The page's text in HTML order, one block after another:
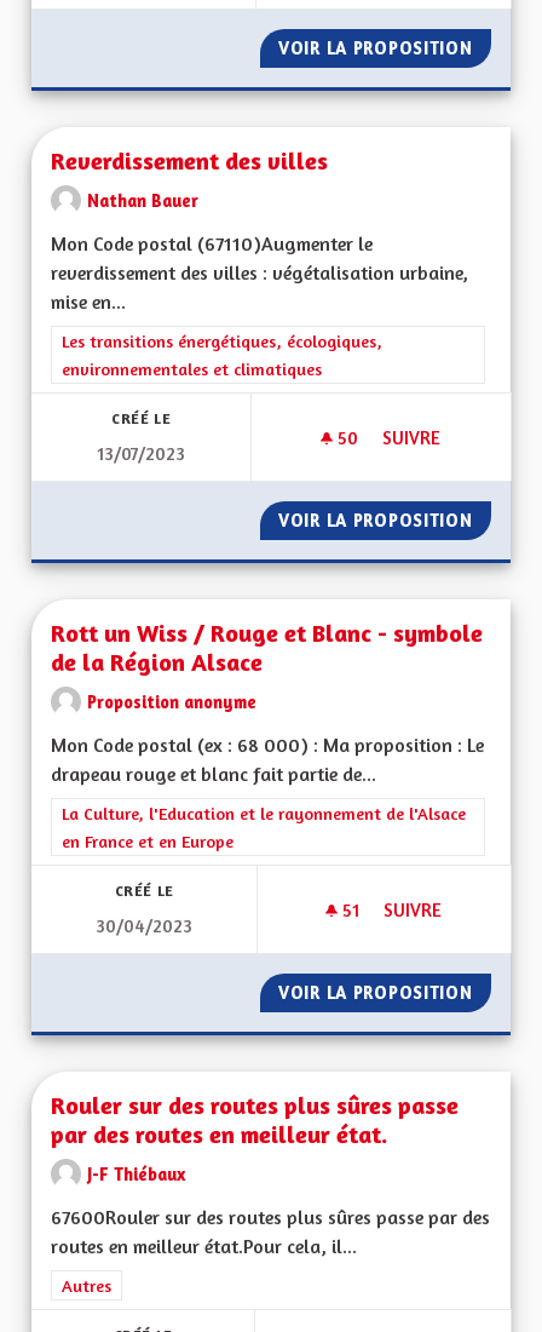
VOIR LA PROPOSITION
Reverdissement des villes
Nathan Bauer
Mon Code postal (67110) Augmenter le
reverdissement des villes : végétalisation urbaine,
mise en...
Filtrer les résultats de la catégorie : Les transitions
Les transitions énergétiques, écologiques,
environnementales et climatiques
CRÉÉ LE
13/07/2023
50 50 ABONNÉS
SUIVRE
VOIR LA PROPOSITION
Rott un Wiss / Rouge et Blanc - symbole
de la Région Alsace
Proposition anonyme
Mon Code postal (ex : 68 000) : Ma proposition : Le
drapeau rouge et blanc fait partie de...
Filtrer les résultats de la catégorie : La Culture, l'Education et
La Culture, l'Education et le rayonnement de l'Alsace
en France et en Europe
CRÉÉ LE
30/04/2023
51 51 ABONNÉS
SUIVRE
VOIR LA PROPOSITION ROTT
Rouler sur des routes plus sûres passe
par des routes en meilleur état.
J-F Thiébaux
67600Rouler sur des routes plus sûres passe par des
routes en meilleur état.Pour cela, il...
Filtrer les résultats de la catégorie : Autres
Autres